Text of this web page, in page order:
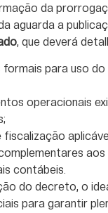
da
aguarda a
, que deverá
formais para uso
operacionais
fiscalização
aos
contábeis.
do decreto, o
para garantir